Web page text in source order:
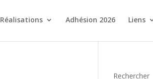
Réalisations Adhésion 2026 Liens
Rechercher